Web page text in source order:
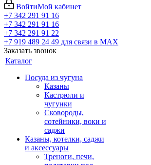
ВойтиМой кабинет
+7 342 291 91 16
+7 342 291 91 16
+7 342 291 91 22
+7 919 489 24 49 для связи в МАХ
Заказать звонок
Каталог
Посуда из чугуна
Казаны
Кастрюли и
чугунки
Сковороды,
сотейники, воки и
саджи
Казаны, котелки, саджи
и аксессуары
Треноги, печи,